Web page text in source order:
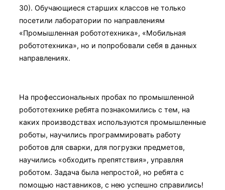
30). Обучающиеся старших классов не только
посетили лаборатории по направлениям
«Промышленная робототехника», «Мобильная
робототехника», но и попробовали себя в данных
направлениях.
На профессиональных пробах по промышленной
робототехнике ребята познакомились с тем, на
каких производствах используются промышленные
роботы, научились программировать работу
роботов для сварки, для погрузки предметов,
научились «обходить препятствия», управляя
роботом. Задача была непростой, но ребята с
помощью наставников, с нею успешно справились!